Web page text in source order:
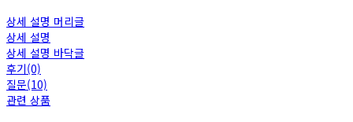
상세 설명 머리글
상세 설명
상세 설명 바닥글
후기(0)
질문(10)
관련 상품